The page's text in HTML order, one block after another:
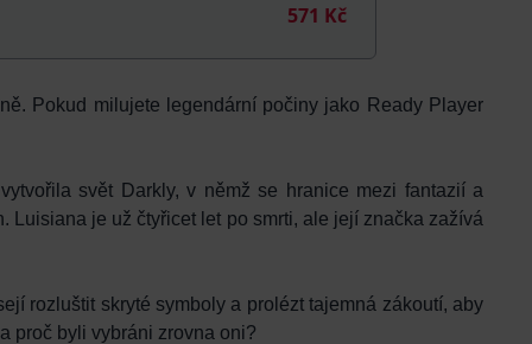
571 Kč
Pokud milujete legendární počiny jako Ready Player
svět Darkly, v němž se hranice mezi fantazií a
je už čtyřicet let po smrti, ale její značka zažívá
rozluštit skryté symboly a prolézt tajemná zákoutí, aby
proč byli vybráni zrovna oni?